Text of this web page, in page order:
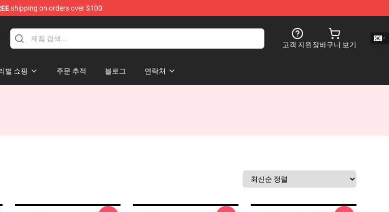
shipping on orders over $100
고객 지원장바구니 보기
별 쇼핑 주문 추적 블로그 연락처